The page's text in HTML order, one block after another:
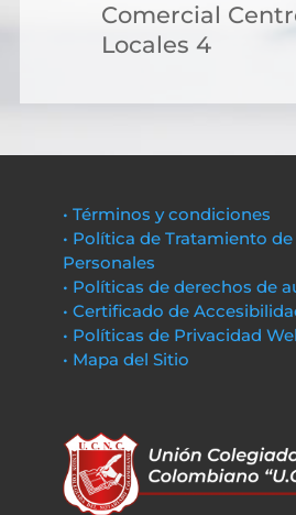
Comercial
Locales 4
• Términos y condiciones
• Política de Tratamiento
Personales
• Políticas de derechos de
• Certificado de
• Políticas de Privacidad
• Mapa del Sitio